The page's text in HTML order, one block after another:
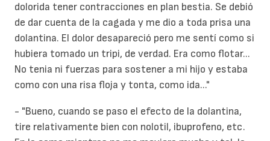
dolorida tener contracciones en plan bestia. Se debió
de dar cuenta de la cagada y me dio a toda prisa una
dolantina. El dolor desapareció pero me sentí como si
hubiera tomado un tripi, de verdad. Era como flotar...
No tenia ni fuerzas para sostener a mi hijo y estaba
como con una risa floja y tonta, como ida..."
- "Bueno, cuando se paso el efecto de la dolantina,
tire relativamente bien con nolotil, ibuprofeno, etc.